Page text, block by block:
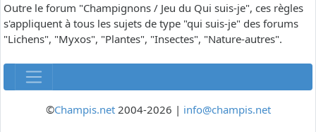
Outre le forum "Champignons / Jeu du Qui suis-je", ces règles
s'appliquent à tous les sujets de type "qui suis-je" des forums
"Lichens", "Myxos", "Plantes", "Insectes", "Nature-autres".
©Champis.net2004-2026 | info@champis.net